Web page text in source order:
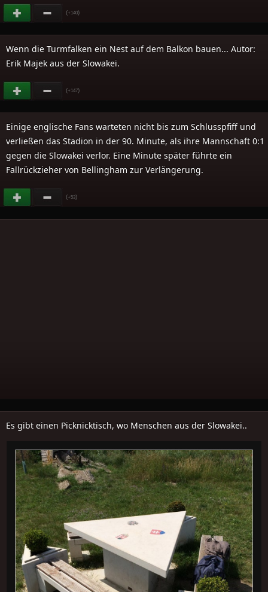
(+140)
Wenn die Turmfalken ein Nest auf dem Balkon bauen... Autor:
Erik Majek aus der Slowakei.
(+147)
Einige englische Fans warteten nicht bis zum Schlusspfiff und
verließen das Stadion in der 90. Minute, als ihre Mannschaft 0:1
gegen die Slowakei verlor. Eine Minute später führte ein
Fallrückzieher von Bellingham zur Verlängerung.
(+53)
Es gibt einen Picknicktisch, wo Menschen aus der Slowakei..